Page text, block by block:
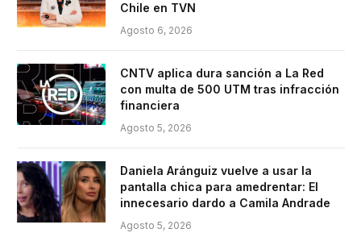
Chile en TVN
Agosto 6, 2026
CNTV aplica dura sanción a La Red
con multa de 500 UTM tras infracción
financiera
Agosto 5, 2026
Daniela Aránguiz vuelve a usar la
pantalla chica para amedrentar: El
innecesario dardo a Camila Andrade
Agosto 5, 2026